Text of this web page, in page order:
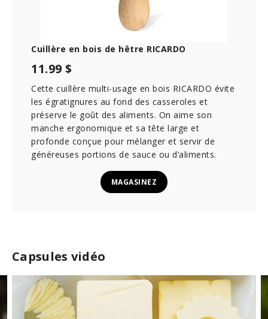
Capsules vidéo
Cuillère en bois de hêtre RICARDO
11.99 $
Cette cuillère multi-usage en bois RICARDO évite
les égratignures au fond des casseroles et
préserve le goût des aliments. On aime son
manche ergonomique et sa tête large et
profonde conçue pour mélanger et servir de
généreuses portions de sauce ou d’aliments.
MAGASINEZ